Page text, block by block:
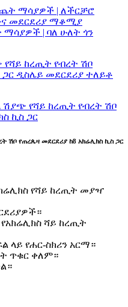
ማሳያዎች | ባለ ሁለት ጎን
ሽቦ የጠረጴዛ መደርደሪያ ከ8 አክሬሊክስ ኪስ ጋር
የሻይ ከረጢት መያዣ
ሻይ ከረጢት
ላይ የሐር-ስክሪን አርማ።
ጥቁር ቀለም።